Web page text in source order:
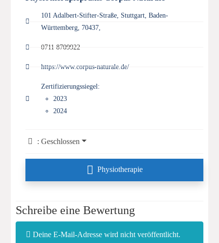
101 Adalbert-Stifter-Straße, Stuttgart, Baden-
Württemberg, 70437,
0711 8709922
https://www.corpus-naturale.de/
Zertifizierungssiegel:
2023
2024
:Geschlossen
Physiotherapie
Schreibe eine Bewertung
Deine E-Mail-Adresse wird nicht veröffentlicht.